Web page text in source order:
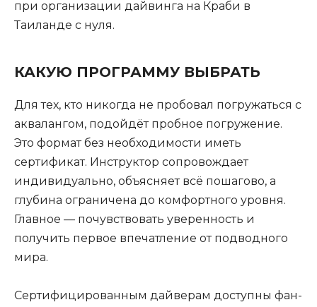
при организации дайвинга на Краби в
Таиланде с нуля.
КАКУЮ ПРОГРАММУ ВЫБРАТЬ
Для тех, кто никогда не пробовал погружаться с
аквалангом, подойдёт пробное погружение.
Это формат без необходимости иметь
сертификат. Инструктор сопровождает
индивидуально, объясняет всё пошагово, а
глубина ограничена до комфортного уровня.
Главное — почувствовать уверенность и
получить первое впечатление от подводного
мира.
Сертифицированным дайверам доступны фан-